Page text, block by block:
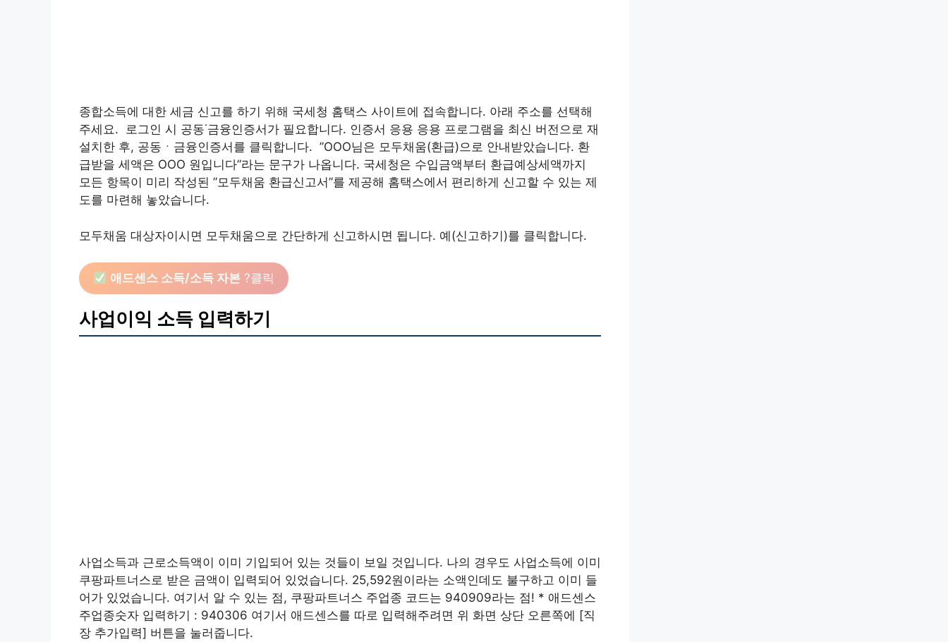
종합소득에 대한 세금 신고를 하기 위해 국세청 홈택스 사이트에 접속합니다. 아래 주소를 선택해
주세요. ​ 로그인 시 공동˙금융인증서가 필요합니다. 인증서 응용 응용 프로그램을 최신 버전으로 재
설치한 후, 공동ㆍ금융인증서를 클릭합니다. ​ ”OOO님은 모두채움(환급)으로 안내받았습니다. 환
급받을 세액은 OOO 원입니다”라는 문구가 나옵니다. 국세청은 수입금액부터 환급예상세액까지
모든 항목이 미리 작성된 ”모두채움 환급신고서”를 제공해 홈택스에서 편리하게 신고할 수 있는 제
도를 마련해 놓았습니다.
모두채움 대상자이시면 모두채움으로 간단하게 신고하시면 됩니다. 예(신고하기)를 클릭합니다.
애드센스 소득/소득 자본 ?클릭
사업이익 소득 입력하기
사업소득과 근로소득액이 이미 기입되어 있는 것들이 보일 것입니다. 나의 경우도 사업소득에 이미
쿠팡파트너스로 받은 금액이 입력되어 있었습니다. 25,592원이라는 소액인데도 불구하고 이미 들
어가 있었습니다. 여기서 알 수 있는 점, 쿠팡파트너스 주업종 코드는 940909라는 점! * 애드센스
주업종숫자 입력하기 : 940306 여기서 애드센스를 따로 입력해주려면 위 화면 상단 오른쪽에 [직
장 추가입력] 버튼을 눌러줍니다.